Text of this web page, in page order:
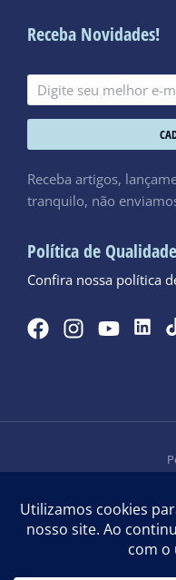
Receba Novidades!
Receba artigos,
tranquilo, não
Política de Qualidade
Confira nossa política